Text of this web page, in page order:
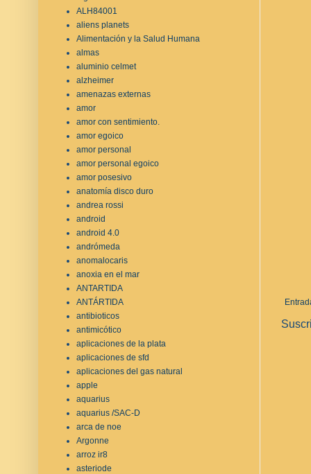
ALH84001
aliens planets
Alimentación y la Salud Humana
almas
aluminio celmet
alzheimer
amenazas externas
amor
amor con sentimiento.
amor egoico
amor personal
amor personal egoico
amor posesivo
anatomía disco duro
andrea rossi
android
android 4.0
andrómeda
anomalocaris
anoxia en el mar
ANTARTIDA
ANTÁRTIDA
antibioticos
antimicótico
aplicaciones de la plata
aplicaciones de sfd
aplicaciones del gas natural
apple
aquarius
aquarius /SAC-D
arca de noe
Argonne
arroz ir8
asteriode